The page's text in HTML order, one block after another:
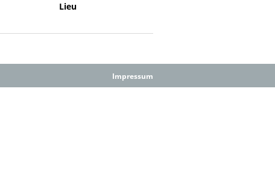
Lieu
Impressum